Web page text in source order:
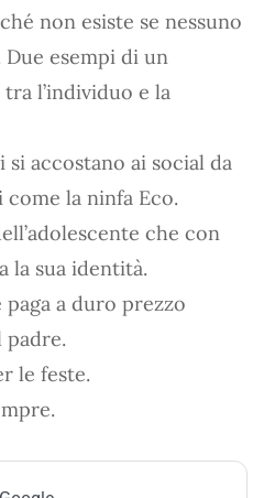
non esiste se nessuno
esempi di un
l’individuo e la
accostano ai social da
la ninfa Eco.
che con
la sua identità.
paga a duro prezzo
padre.
le feste.